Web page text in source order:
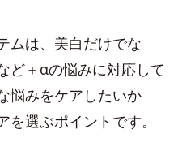
ムは、美白だけでな
ど＋αの悩みに対応して
悩みをケアしたいか
選ぶポイントです。